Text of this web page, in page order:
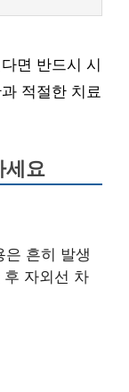
면 반드시 시
적절한 치료
세요
은 흔히 발생
자외선 차